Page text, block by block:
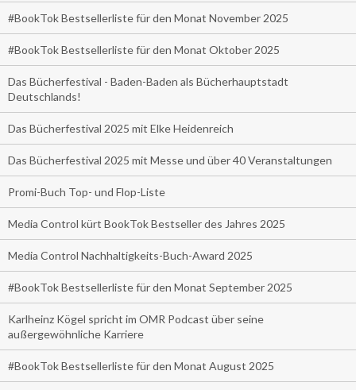
#BookTok Bestsellerliste für den Monat November 2025
#BookTok Bestsellerliste für den Monat Oktober 2025
Das Bücherfestival - Baden-Baden als Bücherhauptstadt
Deutschlands!
Das Bücherfestival 2025 mit Elke Heidenreich
Das Bücherfestival 2025 mit Messe und über 40 Veranstaltungen
Promi-Buch Top- und Flop-Liste
Media Control kürt BookTok Bestseller des Jahres 2025
Media Control Nachhaltigkeits-Buch-Award 2025
#BookTok Bestsellerliste für den Monat September 2025
Karlheinz Kögel spricht im OMR Podcast über seine
außergewöhnliche Karriere
#BookTok Bestsellerliste für den Monat August 2025